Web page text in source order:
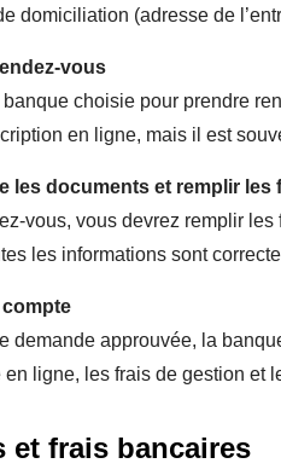
domiciliation (adresse de
vous
choisie pour prendre
en ligne, mais il est
les documents et remplir les
vous, vous devrez remplir
les informations sont
demande approuvée, la
en ligne, les frais de gestion et
et frais bancaires